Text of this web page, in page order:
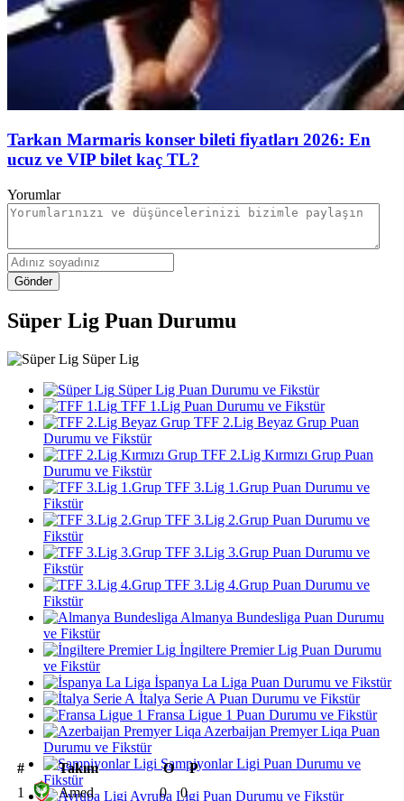
Tarkan Marmaris konser bileti fiyatları 2026: En
ucuz ve VIP bilet kaç TL?
Yorumlar
Gönder
Süper Lig Puan Durumu
Süper Lig
Süper Lig Puan Durumu ve Fikstür
TFF 1.Lig Puan Durumu ve Fikstür
TFF 2.Lig Beyaz Grup Puan
Durumu ve Fikstür
TFF 2.Lig Kırmızı Grup Puan
Durumu ve Fikstür
TFF 3.Lig 1.Grup Puan Durumu ve
Fikstür
TFF 3.Lig 2.Grup Puan Durumu ve
Fikstür
TFF 3.Lig 3.Grup Puan Durumu ve
Fikstür
TFF 3.Lig 4.Grup Puan Durumu ve
Fikstür
Almanya Bundesliga Puan Durumu
ve Fikstür
İngiltere Premier Lig Puan Durumu
ve Fikstür
İspanya La Liga Puan Durumu ve Fikstür
İtalya Serie A Puan Durumu ve Fikstür
Fransa Ligue 1 Puan Durumu ve Fikstür
Azerbaijan Premyer Liqa Puan
Durumu ve Fikstür
Şampiyonlar Ligi Puan Durumu ve
Fikstür
Avrupa Ligi Puan Durumu ve Fikstür
# Takım O
P
1
Amed 0
0